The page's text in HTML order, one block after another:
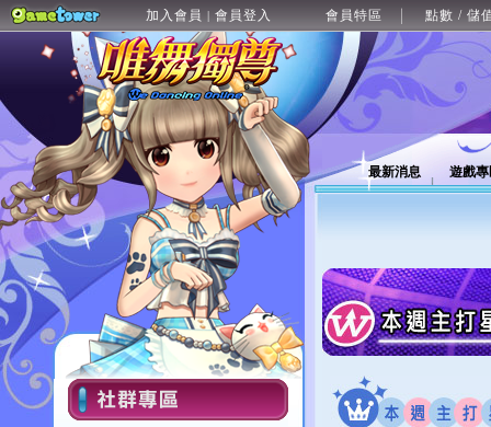
加入會員 | 會員登入 會員特區 點數 / 儲
最新消息 遊戲